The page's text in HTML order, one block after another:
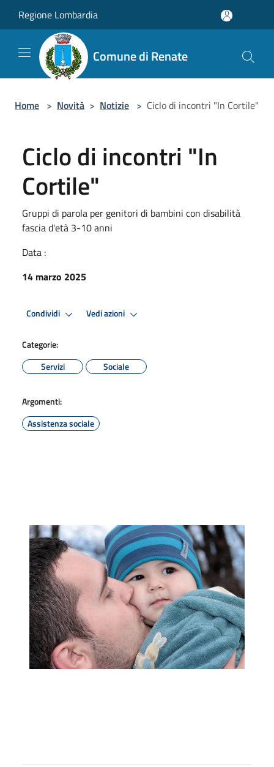
Regione Lombardia
Comune di Renate
Home > Novità > Notizie > Ciclo di incontri "In Cortile"
Ciclo di incontri "In
Cortile"
Gruppi di parola per genitori di bambini con disabilità
fascia d'età 3-10 anni
Data :
14 marzo 2025
Condividi Vedi azioni
Categorie:
Servizi
Sociale
Argomenti:
Assistenza sociale